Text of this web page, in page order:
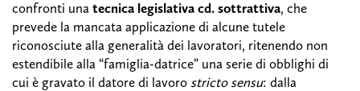
confronti una tecnica legislativa cd. sottrattiva, che
prevede la mancata applicazione di alcune tutele
riconosciute alla generalità dei lavoratori, ritenendo non
estendibile alla “famiglia-datrice” una serie di obblighi di
cui è gravato il datore di lavoro stricto sensu: dalla